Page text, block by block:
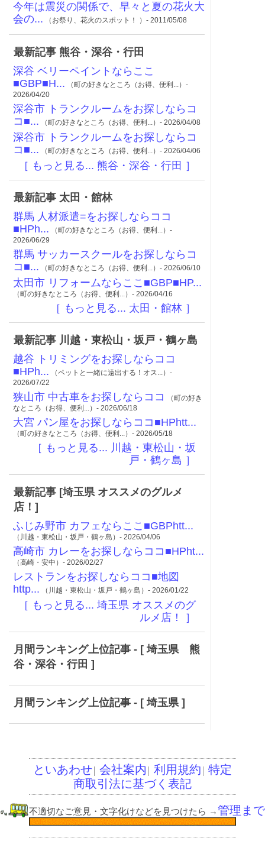
今年は震災の関係で、早々と夏の花火大
会の... （お祭り、花火のスポット！ ）- 2011/05/08
最新記事 熊谷・深谷・行田
深谷 ベリーペイントならここ
■GBP■H... （町の好きなところ（お得、便利...）-
2026/04/20
深谷市 トランクルームをお探しならコ
コ■... （町の好きなところ（お得、便利...）- 2026/04/08
深谷市 トランクルームをお探しならコ
コ■... （町の好きなところ（お得、便利...）- 2026/04/06
［ もっと見る... 熊谷・深谷・行田 ］
最新記事 太田・館林
群馬 人材派遣=をお探しならココ
■HPh... （町の好きなところ（お得、便利...）-
2026/06/29
群馬 サッカースクールをお探しならコ
コ■... （町の好きなところ（お得、便利...）- 2026/06/10
太田市 リフォームならここ■GBP■HP...
（町の好きなところ（お得、便利...）- 2026/04/16
［ もっと見る... 太田・館林 ］
最新記事 川越・東松山・坂戸・鶴ヶ島
越谷 トリミングをお探しならココ
■HPh... （ペットと一緒に遠出する！オス...）-
2026/07/22
狭山市 中古車をお探しならココ
（町の好き
なところ（お得、便利...）- 2026/06/18
大宮 パン屋をお探しならココ■HPhtt...
（町の好きなところ（お得、便利...）- 2026/05/18
［ もっと見る... 川越・東松山・坂
戸・鶴ヶ島 ］
最新記事 [埼玉県 オススメのグルメ
店！]
ふじみ野市 カフェならここ■GBPhtt...
（川越・東松山・坂戸・鶴ヶ島）- 2026/04/06
高崎市 カレーをお探しならココ■HPht...
（高崎・安中）- 2026/02/27
レストランをお探しならココ■地図
http... （川越・東松山・坂戸・鶴ヶ島）- 2026/01/22
［ もっと見る... 埼玉県 オススメのグ
ルメ店！ ］
月間ランキング上位記事 - [ 埼玉県 熊
谷・深谷・行田 ]
月間ランキング上位記事 - [ 埼玉県 ]
といあわせ 会社案内 利用規約 特定
商取引法に基づく表記
不適切なご意見・文字化けなどを見つけたら →管理まで